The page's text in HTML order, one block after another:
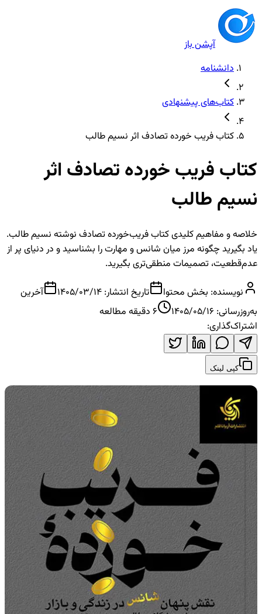
آپشن باز
دانشنامه
کتاب‌های پیشنهادی
کتاب فریب خورده تصادف اثر نسیم طالب
کتاب فریب خورده تصادف اثر
نسیم طالب
خلاصه و مفاهیم کلیدی کتاب فریب‌خورده تصادف نوشته نسیم طالب.
یاد بگیرید چگونه مرز میان شانس و مهارت را بشناسید و در دنیای پر از
عدم‌قطعیت، تصمیمات منطقی‌تری بگیرید.
نویسنده: بخش محتوا تاریخ انتشار: 1405/03/14
آخرین
به‌روزرسانی: 1405/05/16
6 دقیقه مطالعه
اشتراک‌گذاری:
کپی لینک